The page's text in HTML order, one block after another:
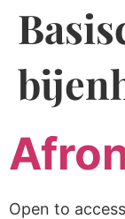
Open to